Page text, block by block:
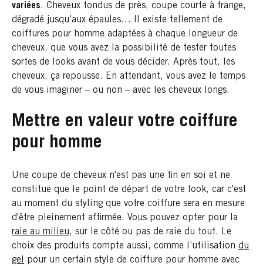
variées. Cheveux tondus de près, coupe courte à frange,
dégradé jusqu’aux épaules… Il existe tellement de
coiffures pour homme adaptées à chaque longueur de
cheveux, que vous avez la possibilité de tester toutes
sortes de looks avant de vous décider. Après tout, les
cheveux, ça repousse. En attendant, vous avez le temps
de vous imaginer – ou non – avec les cheveux longs.
Mettre en valeur votre coiffure
pour homme
Une coupe de cheveux n'est pas une fin en soi et ne
constitue que le point de départ de votre look, car c'est
au moment du styling que votre coiffure sera en mesure
d'être pleinement affirmée. Vous pouvez opter pour la
raie au milieu, sur le côté ou pas de raie du tout. Le
choix des produits compte aussi, comme l’utilisation du
gel pour un certain style de coiffure pour homme avec